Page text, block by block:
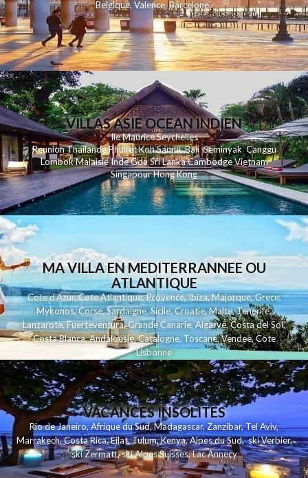
Belgique,Valence,Barcelone,
VILLAS ASIE OCEAN INDIEN
Ile MauriceSeychelles
ReunionThailandePhuketKohSamui Bali SeminyakCanggu
LombokMalaisieIndeGoaSri LankaCambodgeVietnam
SingapourHong Kong
MA VILLA EN MEDITERRANNEE OU
ATLANTIQUE
Cote d'Azur,Cote Atlantique,Provence,Ibiza,Majorque,Grece,
Mykonos,Corse,Sardaigne,Sicile,Croatie,Malte,Tenerife,
Lanzarote,Fuerteventura,Grande Canarie,Algarve,Costa del Sol,
Costa Blanca,Andalousie,Catalogne,Toscane,Vendee,Cote
Lisbonne
VACANCES INSOLITES
Rio de Janeiro,Afrique du Sud,Madagascar,Zanzibar,Tel Aviv,
Marrakech,Costa Rica,Eilat,Tulum,Kenya,Alpes du Sud,ski Verbier,
ski Zermatt,ski Alpes Suisses,Lac Annecy